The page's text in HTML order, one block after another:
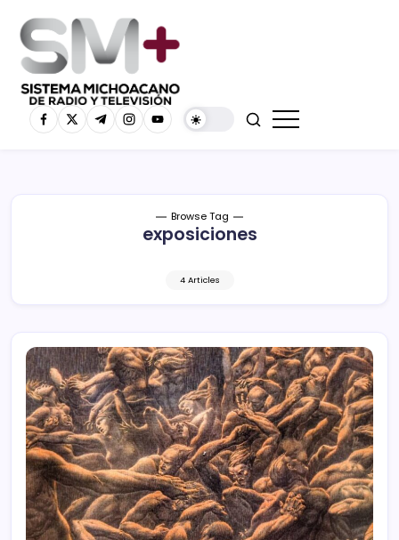
Browse Tag
exposiciones
4 Articles